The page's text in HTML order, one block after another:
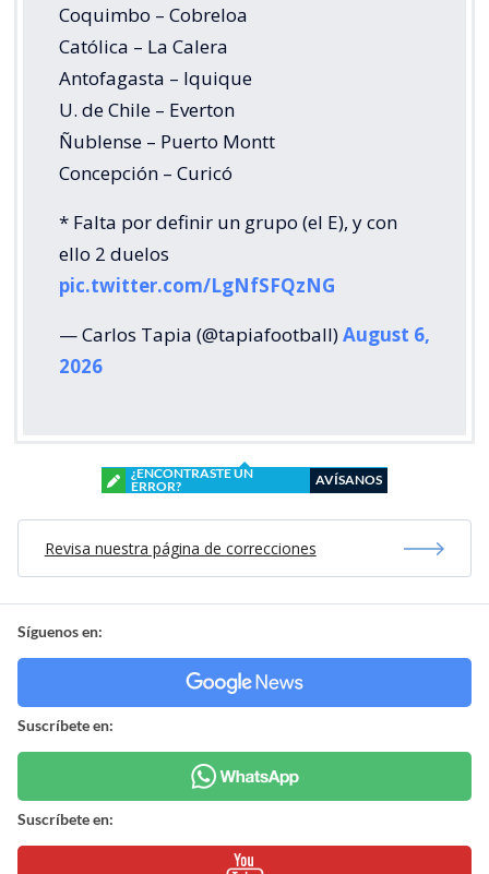
Coquimbo – Cobreloa
Católica – La Calera
Antofagasta – Iquique
U. de Chile – Everton
Ñublense – Puerto Montt
Concepción – Curicó
* Falta por definir un grupo (el E), y con
ello 2 duelos
pic.twitter.com/LgNfSFQzNG
— Carlos Tapia (@tapiafootball)August 6,
2026
¿ENCONTRASTE UN
ERROR?
AVÍSANOS
Revisa nuestra página de correcciones
Síguenos en:
Suscríbete en:
Suscríbete en: